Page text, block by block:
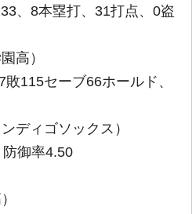
、8本塁打、31打点、0盗
高）
115セーブ66ホールド、
ンディゴソックス）
御率4.50